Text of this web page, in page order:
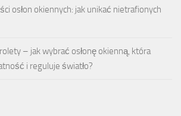
osłon okiennych: jak unikać nietrafionych
– jak wybrać osłonę okienną, która
i reguluje światło?